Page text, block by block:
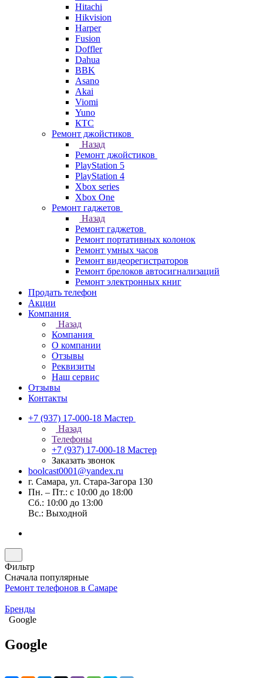
Hitachi
Hikvision
Harper
Fusion
Doffler
Dahua
BBK
Asano
Akai
Viomi
Yuno
КТС
Ремонт джойстиков
Назад
Ремонт джойстиков
PlayStation 5
PlayStation 4
Xbox series
Xbox One
Ремонт гаджетов
Назад
Ремонт гаджетов
Ремонт портативных колонок
Ремонт умных часов
Ремонт видеорегистраторов
Ремонт брелоков автосигнализаций
Ремонт электронных книг
Продать телефон
Акции
Компания
Назад
Компания
О компании
Отзывы
Реквизиты
Наш сервис
Отзывы
Контакты
+7 (937) 17-000-18 Мастер
Назад
Телефоны
+7 (937) 17-000-18 Мастер
Заказать звонок
boolcast0001@yandex.ru
г. Самара, ул. Стара-Загора 130
Пн. – Пт.: с 10:00 до 18:00
Сб.: 10:00 до 13:00
Вс.: Выходной
Фильтр
Сначала популярные
Ремонт телефонов в Самаре
Бренды
Google
Google